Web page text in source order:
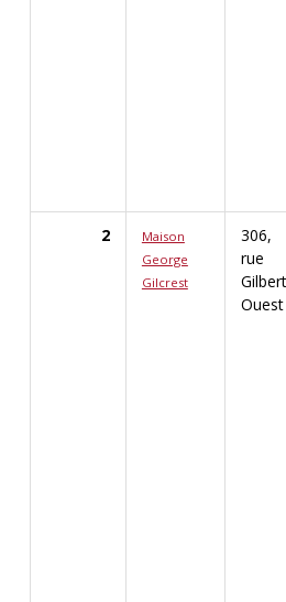
2
Maison
George
Gilcrest
Afficher les
306,
rue
Gilbert
Ouest